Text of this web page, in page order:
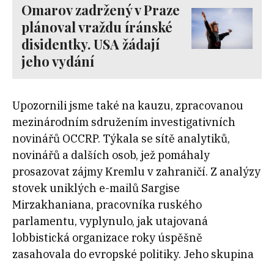
Omarov zadržený v Praze
plánoval vraždu íránské
disidentky. USA žádají
jeho vydání
Upozornili jsme také na kauzu, zpracovanou
mezinárodním sdružením investigativních
novinářů OCCRP. Týkala se sítě analytiků,
novinářů a dalších osob, jež pomáhaly
prosazovat zájmy Kremlu v zahraničí. Z analýzy
stovek uniklých e-mailů Sargise
Mirzakhaniana, pracovníka ruského
parlamentu, vyplynulo, jak utajovaná
lobbistická organizace roky úspěšně
zasahovala do evropské politiky. Jeho skupina